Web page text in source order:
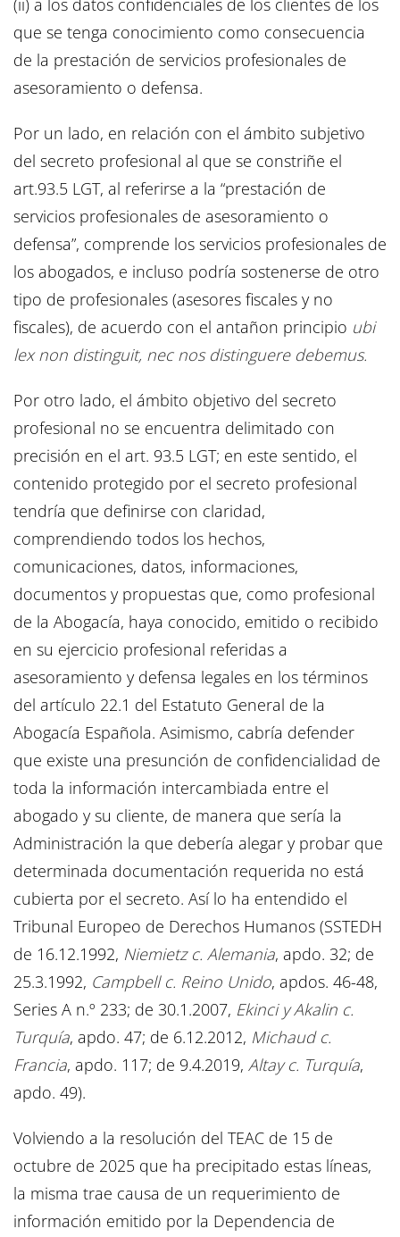
(ii) a los datos confidenciales de los clientes de los
que se tenga conocimiento como consecuencia
de la prestación de servicios profesionales de
asesoramiento o defensa.
Por un lado, en relación con el ámbito subjetivo
del secreto profesional al que se constriñe el
art.93.5 LGT, al referirse a la “prestación de
servicios profesionales de asesoramiento o
defensa”, comprende los servicios profesionales de
los abogados, e incluso podría sostenerse de otro
tipo de profesionales (asesores fiscales y no
fiscales), de acuerdo con el antañon principio ubi
lex non distinguit, nec nos distinguere debemus.
Por otro lado, el ámbito objetivo del secreto
profesional no se encuentra delimitado con
precisión en el art. 93.5 LGT; en este sentido, el
contenido protegido por el secreto profesional
tendría que definirse con claridad,
comprendiendo todos los hechos,
comunicaciones, datos, informaciones,
documentos y propuestas que, como profesional
de la Abogacía, haya conocido, emitido o recibido
en su ejercicio profesional referidas a
asesoramiento y defensa legales en los términos
del artículo 22.1 del Estatuto General de la
Abogacía Española. Asimismo, cabría defender
que existe una presunción de confidencialidad de
toda la información intercambiada entre el
abogado y su cliente, de manera que sería la
Administración la que debería alegar y probar que
determinada documentación requerida no está
cubierta por el secreto. Así lo ha entendido el
Tribunal Europeo de Derechos Humanos (SSTEDH
de 16.12.1992, Niemietz c. Alemania, apdo. 32; de
25.3.1992, Campbell c. Reino Unido, apdos. 46-48,
Series A n.º 233; de 30.1.2007, Ekinci y Akalin c.
Turquía, apdo. 47; de 6.12.2012, Michaud c.
Francia, apdo. 117; de 9.4.2019, Altay c. Turquía,
apdo. 49).
Volviendo a la resolución del TEAC de 15 de
octubre de 2025 que ha precipitado estas líneas,
la misma trae causa de un requerimiento de
información emitido por la Dependencia de